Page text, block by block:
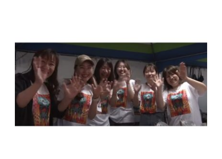
人
2025（中
小
規
模
法
人
オーロラドリンク